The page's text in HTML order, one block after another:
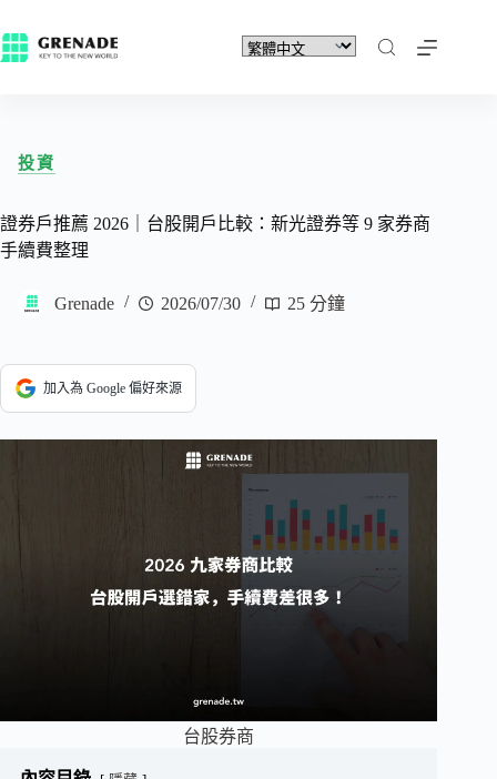
投資
證券戶推薦 2026｜台股開戶比較：新光證券等 9 家券商
手續費整理
Grenade 2026/07/30 25 分鐘
加入為 Google 偏好來源
台股券商